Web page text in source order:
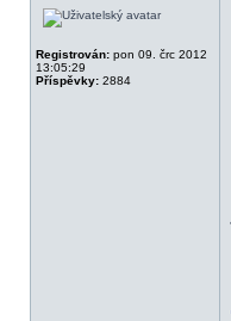
Registrován: pon 09. črc 2012
13:05:29
Příspěvky: 2884